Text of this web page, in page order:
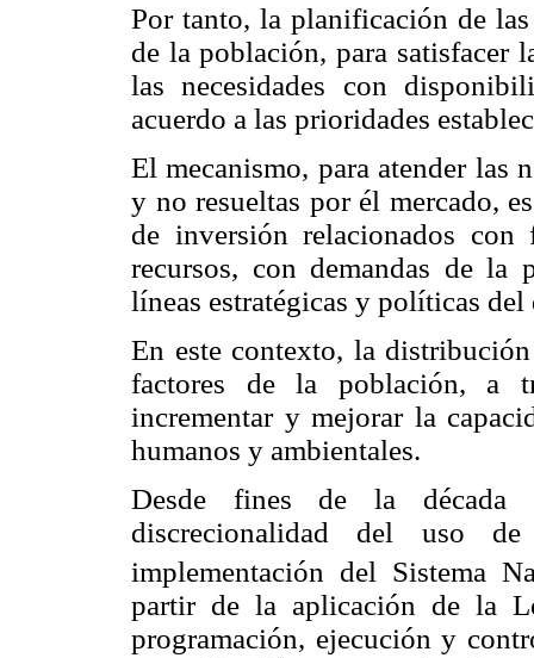
Por tanto, la planificación de
de la población, para satisfacer
las necesidades con
acuerdo a las prioridades
El mecanismo, para atender las
y no resueltas por él mercado,
de inversión relacionados
recursos, con demandas de la
líneas estratégicas y políticas del
En este contexto, la
factores de la población, a
incrementar y mejorar la
humanos y ambientales.
Desde fines de la década
discrecionalidad del uso
implementación del Sistema
partir de la aplicación de la
programación, ejecución y